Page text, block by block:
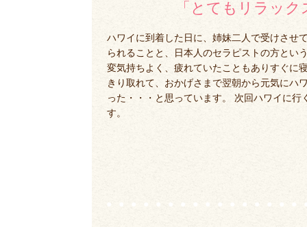
「とてもリラッ
ハワイに到着した日に、姉妹二人で受けさせ
られることと、日本人のセラピストの方とい
変気持ちよく、疲れていたこともありすぐに
きり取れて、おかげさまで翌朝から元気にハ
った・・・と思っています。 次回ハワイに
す。